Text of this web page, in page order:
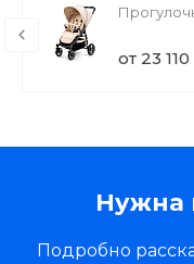
от 23
Нужна
Подробно